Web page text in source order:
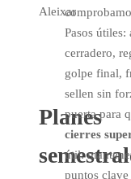
Planes
Pasos
cerradero,
golpe final,
sellen sin
puerta para
cierres
útil:
puntos